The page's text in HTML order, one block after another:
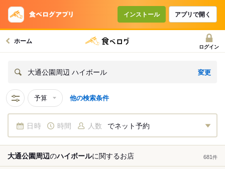
インストール アプリで開く
ホーム
ログイン
大通公園周辺 ハイボール 変更
予算 他の検索条件
日時 時間 人数 でネット予約
大通公園周辺のハイボールに関するお店 681 件